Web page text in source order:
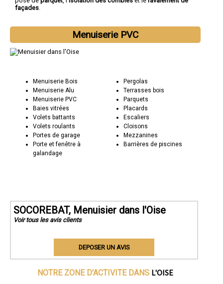
façades.
Menuiserie PVC
Menuiserie Bois
Menuiserie Alu
Menuiserie PVC
Baies vitrées
Volets battants
Volets roulants
Portes de garage
Porte et fenêtre à
galandage
Pergolas
Terrasses bois
Parquets
Placards
Escaliers
Cloisons
Mezzanines
Barrières de piscines
SOCOREBAT, Menuisier dans l'Oise
Voir tous les avis clients
DEPOSER UN AVIS
NOTRE ZONE D'ACTIVITE DANS L'OISE